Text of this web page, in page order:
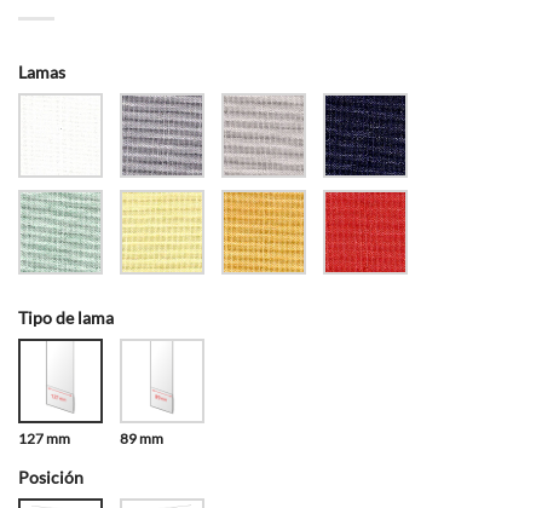
Lamas
Tipo de lama
127 mm 89 mm
Posición